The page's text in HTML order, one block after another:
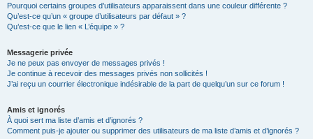
Pourquoi certains groupes d’utilisateurs apparaissent dans une couleur différente ?
Qu’est-ce qu’un « groupe d’utilisateurs par défaut » ?
Qu’est-ce que le lien « L’équipe » ?
Messagerie privée
Je ne peux pas envoyer de messages privés !
Je continue à recevoir des messages privés non sollicités !
J’ai reçu un courrier électronique indésirable de la part de quelqu’un sur ce forum !
Amis et ignorés
À quoi sert ma liste d’amis et d’ignorés ?
Comment puis-je ajouter ou supprimer des utilisateurs de ma liste d’amis et d’ignorés ?